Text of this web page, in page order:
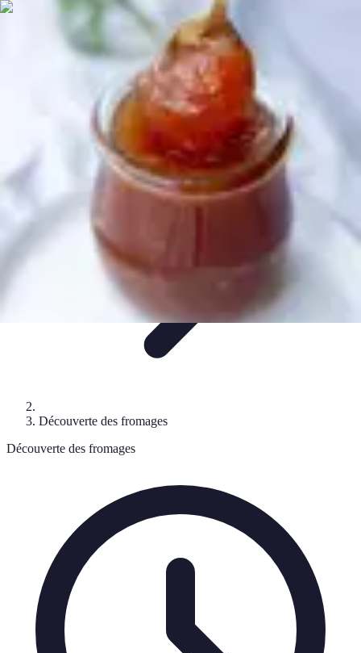
Fromages du Monde
Découverte
Découvertes
découverte
Fromages du Monde
Découverte des fromages
Découverte des fromages